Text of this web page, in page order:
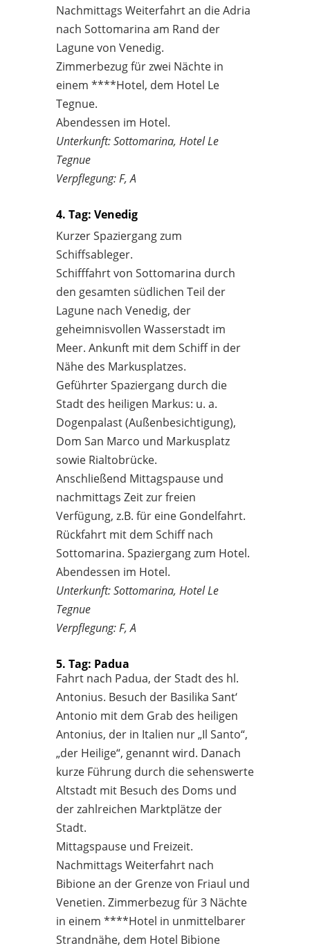
Nachmittags Weiterfahrt an die Adria
nach Sottomarina am Rand der
Lagune von Venedig.
Zimmerbezug für zwei Nächte in
einem ****Hotel, dem Hotel Le
Tegnue.
Abendessen im Hotel.
Unterkunft: Sottomarina, Hotel Le
Tegnue
Verpflegung: F, A
4. Tag: Venedig
Kurzer Spaziergang zum
Schiffsableger.
Schifffahrt von Sottomarina durch
den gesamten südlichen Teil der
Lagune nach Venedig, der
geheimnisvollen Wasserstadt im
Meer. Ankunft mit dem Schiff in der
Nähe des Markusplatzes.
Geführter Spaziergang durch die
Stadt des heiligen Markus: u. a.
Dogenpalast (Außenbesichtigung),
Dom San Marco und Markusplatz
sowie Rialtobrücke.
Anschließend Mittagspause und
nachmittags Zeit zur freien
Verfügung, z.B. für eine Gondelfahrt.
Rückfahrt mit dem Schiff nach
Sottomarina. Spaziergang zum Hotel.
Abendessen im Hotel.
Unterkunft: Sottomarina, Hotel Le
Tegnue
Verpflegung: F, A
5. Tag: Padua
Fahrt nach Padua, der Stadt des hl.
Antonius. Besuch der Basilika Sant‘
Antonio mit dem Grab des heiligen
Antonius, der in Italien nur „Il Santo“,
„der Heilige“, genannt wird. Danach
kurze Führung durch die sehenswerte
Altstadt mit Besuch des Doms und
der zahlreichen Marktplätze der
Stadt.
Mittagspause und Freizeit.
Nachmittags Weiterfahrt nach
Bibione an der Grenze von Friaul und
Venetien. Zimmerbezug für 3 Nächte
in einem ****Hotel in unmittelbarer
Strandnähe, dem Hotel Bibione